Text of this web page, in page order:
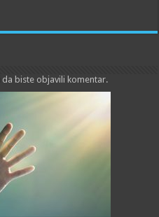
da biste objavili komentar.